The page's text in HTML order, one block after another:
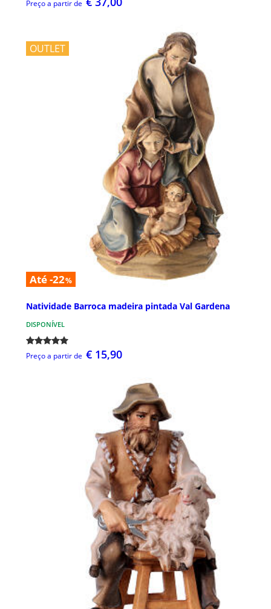
Preço a partir de
OUTLET
Até -22%
Natividade Barroca madeira pintada Val Gardena
DISPONÍVEL
Preço a partir de € 15,90